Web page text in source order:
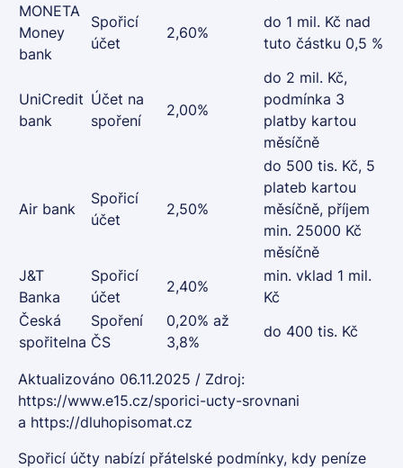
MONETA
Money
bank
Spořicí
účet
2,60%
do 1 mil. Kč nad
tuto částku 0,5 %
UniCredit
bank
Účet na
spoření
2,00%
do 2 mil. Kč,
podmínka 3
platby kartou
měsíčně
Air bank
Spořicí
účet
2,50%
do 500 tis. Kč, 5
plateb kartou
měsíčně, příjem
min. 25000 Kč
měsíčně
J&T
Banka
Spořicí
účet
2,40%
min. vklad 1 mil.
Kč
Česká
spořitelna
Spoření
ČS
0,20% až
3,8%
do 400 tis. Kč
Aktualizováno 06.11.2025 / Zdroj:
https://www.e15.cz/sporici-ucty-srovnani
a https://dluhopisomat.cz
Spořicí účty nabízí přátelské podmínky, kdy peníze